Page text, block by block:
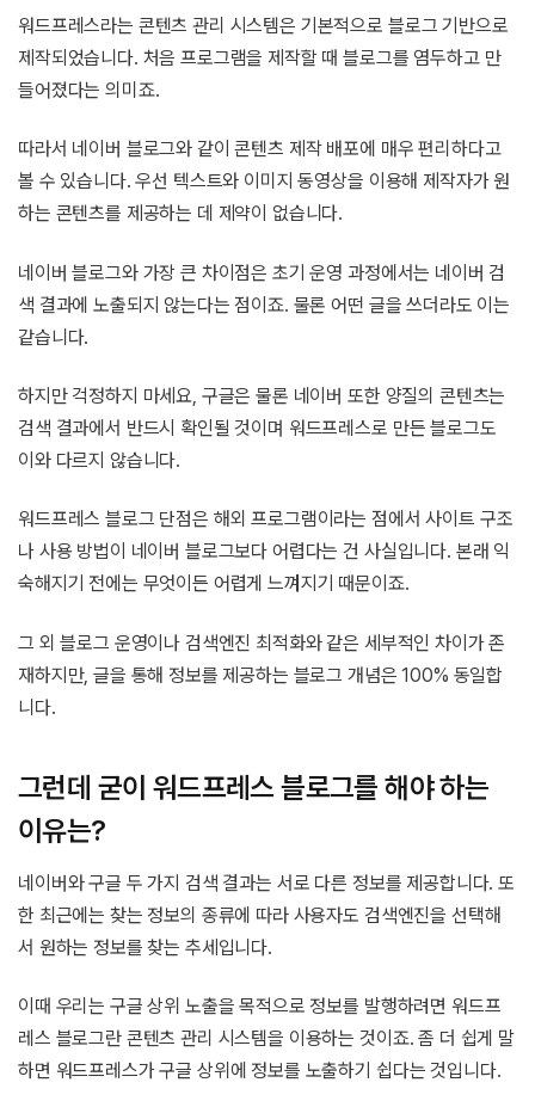
워드프레스라는 콘텐츠 관리 시스템은 기본적으로 블로그 기반으로
제작되었습니다. 처음 프로그램을 제작할 때 블로그를 염두하고 만
들어졌다는 의미죠.
따라서 네이버 블로그와 같이 콘텐츠 제작 배포에 매우 편리하다고
볼 수 있습니다. 우선 텍스트와 이미지 동영상을 이용해 제작자가 원
하는 콘텐츠를 제공하는 데 제약이 없습니다.
네이버 블로그와 가장 큰 차이점은 초기 운영 과정에서는 네이버 검
색 결과에 노출되지 않는다는 점이죠. 물론 어떤 글을 쓰더라도 이는
같습니다.
하지만 걱정하지 마세요, 구글은 물론 네이버 또한 양질의 콘텐츠는
검색 결과에서 반드시 확인될 것이며 워드프레스로 만든 블로그도
이와 다르지 않습니다.
워드프레스 블로그 단점은 해외 프로그램이라는 점에서 사이트 구조
나 사용 방법이 네이버 블로그보다 어렵다는 건 사실입니다. 본래 익
숙해지기 전에는 무엇이든 어렵게 느껴지기 때문이죠.
그 외 블로그 운영이나 검색엔진 최적화와 같은 세부적인 차이가 존
재하지만, 글을 통해 정보를 제공하는 블로그 개념은 100% 동일합
니다.
그런데 굳이 워드프레스 블로그를 해야 하는
이유는?
네이버와 구글 두 가지 검색 결과는 서로 다른 정보를 제공합니다. 또
한 최근에는 찾는 정보의 종류에 따라 사용자도 검색엔진을 선택해
서 원하는 정보를 찾는 추세입니다.
이때 우리는 구글 상위 노출을 목적으로 정보를 발행하려면 워드프
레스 블로그란 콘텐츠 관리 시스템을 이용하는 것이죠. 좀 더 쉽게 말
하면 워드프레스가 구글 상위에 정보를 노출하기 쉽다는 것입니다.